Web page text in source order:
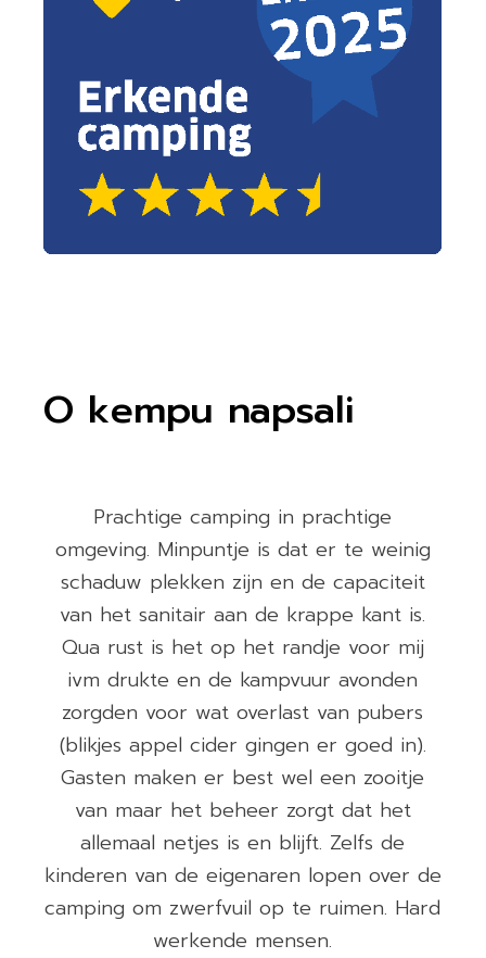
O kempu napsali
Prachtige camping in prachtige
omgeving. Minpuntje is dat er te weinig
schaduw plekken zijn en de capaciteit
van het sanitair aan de krappe kant is.
Qua rust is het op het randje voor mij
ivm drukte en de kampvuur avonden
zorgden voor wat overlast van pubers
(blikjes appel cider gingen er goed in).
Gasten maken er best wel een zooitje
van maar het beheer zorgt dat het
allemaal netjes is en blijft. Zelfs de
kinderen van de eigenaren lopen over de
camping om zwerfvuil op te ruimen. Hard
werkende mensen.